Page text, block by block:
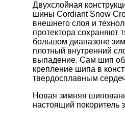
Двухслойная
шины CordiantSnow
внешнего слоя и
протектора сохраняют
большом диапазоне
плотный внутренний
выпадение. Сам шип
крепление шипа в
твердосплавным
Новая зимняя
настоящий покоритель